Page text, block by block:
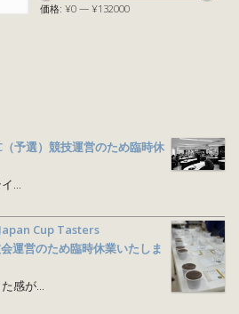
価格: ¥0— ¥132000
予選）競技運営のため臨時休
...
Cup Tasters
運営のため臨時休業いたしま
感が...